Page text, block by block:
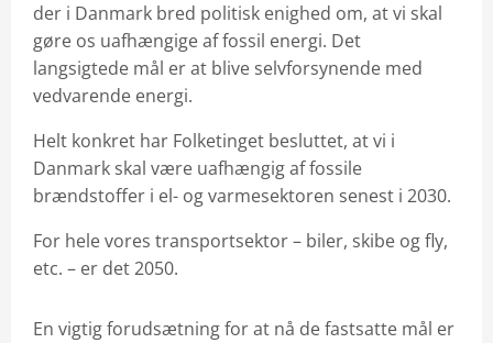
der i Danmark bred politisk enighed om, at vi skal
gøre os uafhængige af fossil energi. Det
langsigtede mål er at blive selvforsynende med
vedvarende energi.
Helt konkret har Folketinget besluttet, at vi i
Danmark skal være uafhængig af fossile
brændstoffer i el- og varmesektoren senest i 2030.
For hele vores transportsektor – biler, skibe og fly,
etc. – er det 2050.
En vigtig forudsætning for at nå de fastsatte mål er